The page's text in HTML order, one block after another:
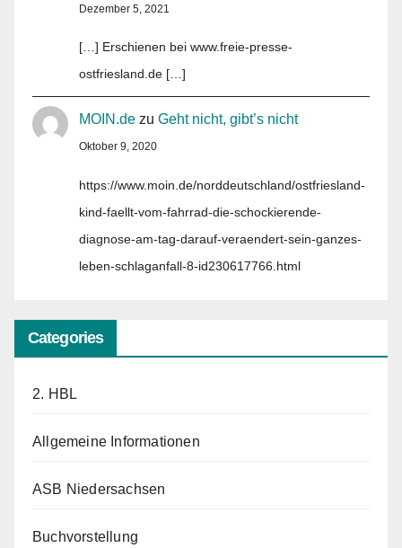
Dezember 5, 2021
[…] Erschienen bei www.freie-presse-
ostfriesland.de […]
MOIN.de zu Geht nicht, gibt’s nicht
Oktober 9, 2020
https://www.moin.de/norddeutschland/ostfriesland-
kind-faellt-vom-fahrrad-die-schockierende-
diagnose-am-tag-darauf-veraendert-sein-ganzes-
leben-schlaganfall-8-id230617766.html
Categories
2. HBL
Allgemeine Informationen
ASB Niedersachsen
Buchvorstellung